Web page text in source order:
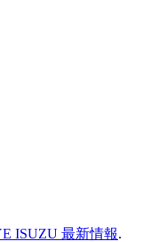
ISUZU 最新情報.